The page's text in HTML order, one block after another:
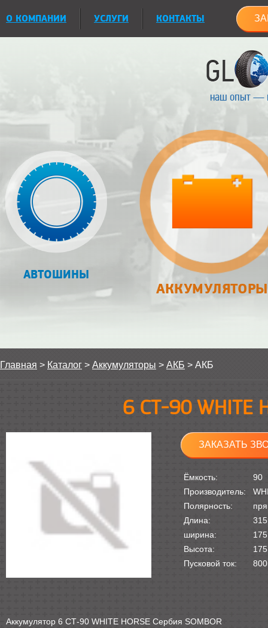
О КОМПАНИИ УСЛУГИ КОНТАКТЫ
наш опыт —
АВТОШИНЫ
АККУМУЛЯТОРЫ
Главная > Каталог > Аккумуляторы > АКБ > АКБ
6 СТ-90 WHITE
ЗАКАЗАТЬ
Ёмкость:
90
Производитель:
Полярность:
Длина:
315
ширина:
175
Высота:
175
Пусковой ток:
800
Аккумулятор 6 СТ-90 WHITE HORSE Сербия SOMBOR